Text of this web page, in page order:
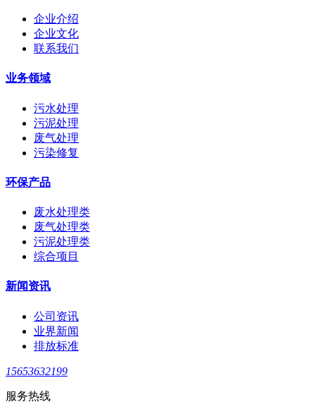
企业介绍
企业文化
联系我们
业务领域
污水处理
污泥处理
废气处理
污染修复
环保产品
废水处理类
废气处理类
污泥处理类
综合项目
新闻资讯
公司资讯
业界新闻
排放标准
15653632199
服务热线